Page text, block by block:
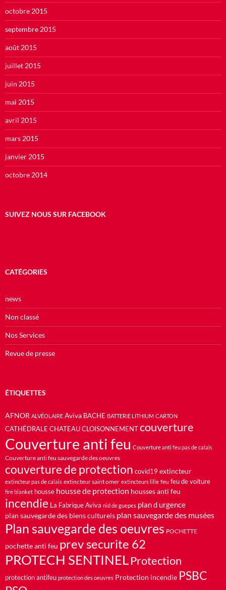
octobre 2015
septembre 2015
août 2015
juillet 2015
juin 2015
mai 2015
avril 2015
mars 2015
janvier 2015
octobre 2014
SUIVEZ NOUS SUR FACEBOOK
CATÉGORIES
news
Non classé
Nos Services
Revue de presse
ÉTIQUETTES
AFNOR ALVÉOLAIRE Aviva BACHE BATTERIE LITHIUM CARTON
CATHÉDRALE CHATEAU CLOISONNEMENT couverture
Couverture anti feu Couverture anti feu pas de calais
Couverture anti feu sauvegarde des oeuvres
couverture de protection covid19 extincteur
extincteur pas de calais extincteur saint omer extincteurs lille feu feu de voiture
fire blanket housse housse de protection housses anti feu
incendie La Fabrique Aviva nid de guepes plan d urgence
plan sauvegarde des biens culturels plan sauvegarde des musées
Plan sauvegarde des oeuvres POCHETTE
pochette anti feu prev securite 62
PROTECH SENTINELProtection
protection antifeu protection des oeuvres Protection incendie PSBC